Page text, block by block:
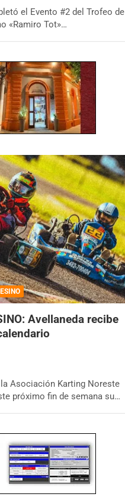
el Evento #2 del Trofeo de
«Ramiro Tot»…
Avellaneda recibe
Asociación Karting Noreste
próximo fin de semana su…